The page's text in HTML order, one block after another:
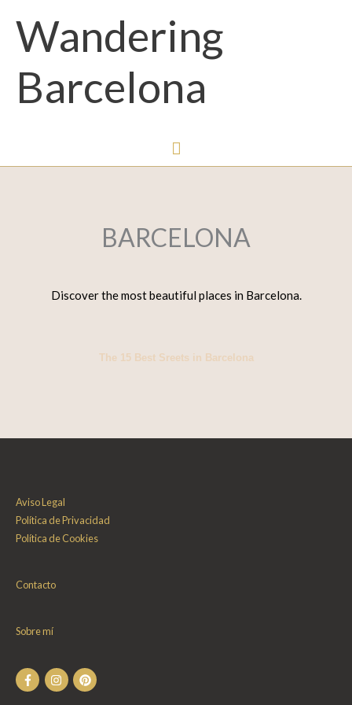
Wandering
Barcelona
principal
BARCELONA
Discover the most beautiful places in Barcelona.
The 15 Best Sreets in Barcelona
Aviso Legal
Política de Privacidad
Política de Cookies
Contacto
Sobre mí